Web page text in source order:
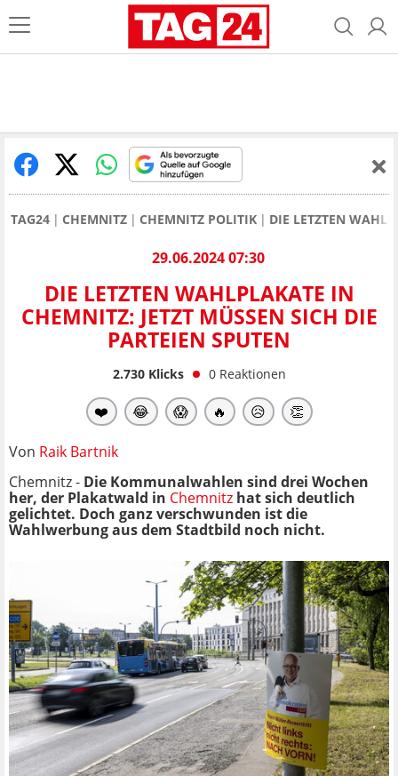
TAG24 CHEMNITZ CHEMNITZ POLITIK DIE LETZTEN
29.06.2024 07:30
DIE LETZTEN WAHLPLAKATE IN
CHEMNITZ: JETZT MÜSSEN SICH DIE
PARTEIEN SPUTEN
2.730Klicks 0 Reaktionen
❤️ 😂 😱 🔥 😥 👏
Von Raik Bartnik
Chemnitz - Die Kommunalwahlen sind drei Wochen
her, der Plakatwald in Chemnitz hat sich deutlich
gelichtet. Doch ganz verschwunden ist die
Wahlwerbung aus dem Stadtbild noch nicht.